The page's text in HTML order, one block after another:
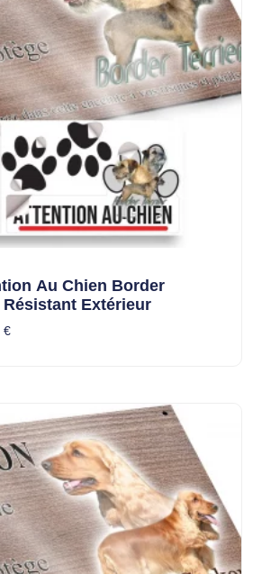
Au Chien Border
Résistant Extérieur
€